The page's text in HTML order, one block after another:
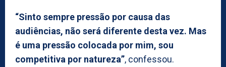
“Sinto sempre pressão por causa das
audiências, não será diferente desta vez. Mas
é uma pressão colocada por mim, sou
competitiva por natureza”, confessou.